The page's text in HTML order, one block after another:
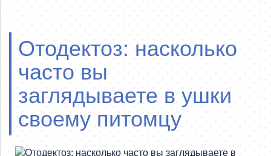
Отодектоз: насколько
часто вы
заглядываете в ушки
своему питомцу